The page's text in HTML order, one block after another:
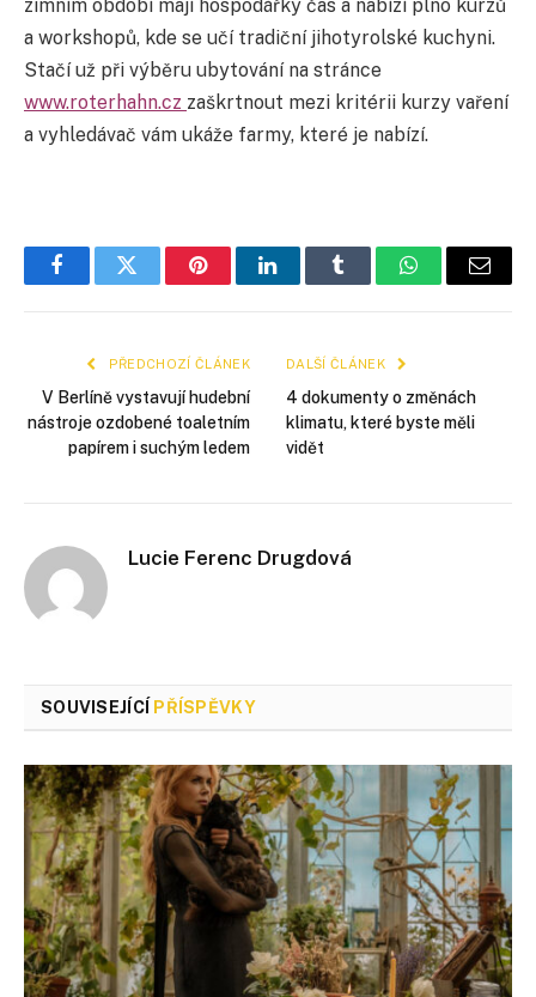
zimním období mají hospodářky čas a nabízí plno kurzů
a workshopů, kde se učí tradiční jihotyrolské kuchyni.
Stačí už při výběru ubytování na stránce
www.roterhahn.cz zaškrtnout mezi kritérii kurzy vaření
a vyhledávač vám ukáže farmy, které je nabízí.
FacebookTwitter PinterestLinkedInTumblr WhatsApp
E-
PŘEDCHOZÍ ČLÁNEK
V Berlíně vystavují hudební
nástroje ozdobené toaletním
papírem i suchým ledem
DALŠÍ ČLÁNEK
4 dokumenty o změnách
klimatu, které byste měli
vidět
Lucie Ferenc Drugdová
SOUVISEJÍCÍ PŘÍSPĚVKY